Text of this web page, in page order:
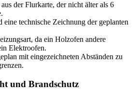
der Flurkarte, der nicht älter als 6
eine technische Zeichnung der geplanten
da ein Holzofen andere
Elektroofen.
mit eingezeichneten Abständen zu
und Brandschutz